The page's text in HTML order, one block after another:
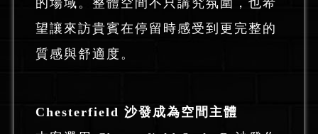
的場域。整體空間不只講究氛圍，也希
望讓來訪貴賓在停留時感受到更完整的
質感與舒適度。
Chesterfield 沙發成為空間主體